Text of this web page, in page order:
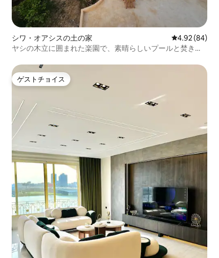
シワ・オアシスの土の家 レビュー84
4.92 (84)
ヤシの木立に囲まれた楽園で、素晴らしいプールと焚き火
ゲストチョイス
ゲストチョイス